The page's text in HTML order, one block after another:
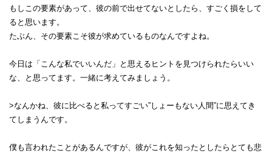
もしこの要素があって、彼の前で出せてないとしたら、すごく損をして
ると思います。
たぶん、その要素こそ彼が求めているものなんですよね。
今日は「こんな私でいいんだ」と思えるヒントを見つけられたらいい
な、と思ってます。一緒に考えてみましょう。
>なんかね、彼に比べると私ってすごい”しょーもない人間”に思えてき
てしまうんです。
僕も言われたことがあるんですが、彼がこれを知ったとしたらとても悲